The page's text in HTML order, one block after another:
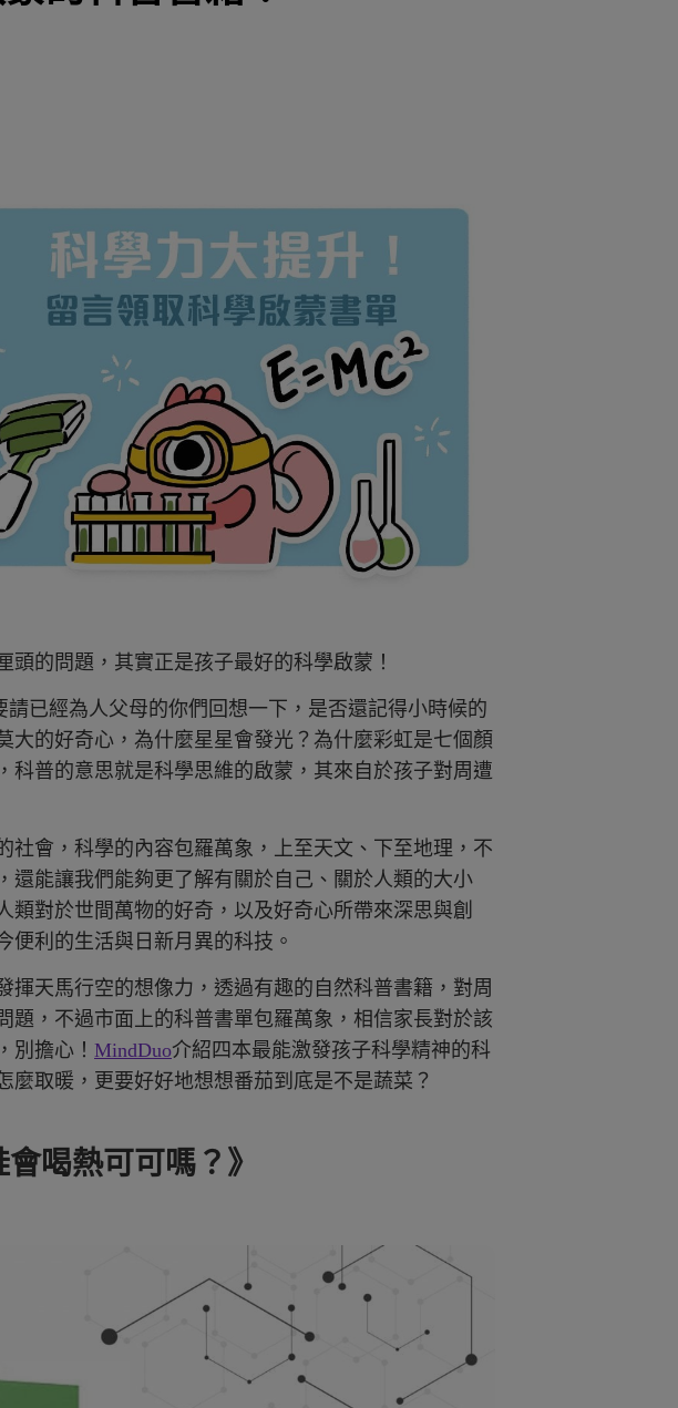
頭的問題，其實正是孩子最好的科學啟蒙！
已經為人父母的你們回想一下，是否還記得小時候的
大的好奇心，為什麼星星會發光？為什麼彩虹是七個顏
科普的意思就是科學思維的啟蒙，其來自於孩子對周遭
社會，科學的內容包羅萬象，上至天文、下至地理，不
還能讓我們能夠更了解有關於自己、關於人類的大小
類對於世間萬物的好奇，以及好奇心所帶來深思與創
便利的生活與日新月異的科技。
揮天馬行空的想像力，透過有趣的自然科普書籍，對周
題，不過市面上的科普書單包羅萬象，相信家長對於該
別擔心！ MindDuo介紹四本最能激發孩子科學精神的科
麼取暖，更要好好地想想番茄到底是不是蔬菜？
喝熱可可嗎？》